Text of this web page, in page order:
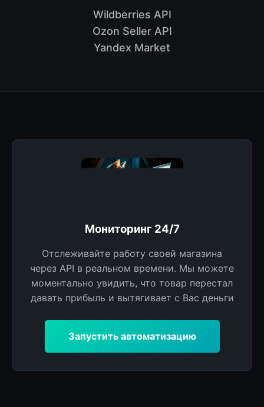
Wildberries API
Ozon Seller API
Yandex Market
Мониторинг 24/7
Отслеживайте работу своей магазина
через API в реальном времени. Мы можете
моментально увидить, что товар перестал
давать прибыль и вытягивает с Вас деньги
Запустить автоматизацию